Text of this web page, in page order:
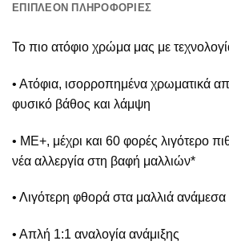
ΕΠΙΠΛΈΟΝ ΠΛΗΡΟΦΟΡΊΕΣ
Το πιο ατόφιο χρώμα μας με
• Ατόφια, ισορροπημένα χρωματικά
φυσικό βάθος και λάμψη
• ME+, μέχρι και 60 φορές λιγότερο
νέα αλλεργία στη βαφή μαλλιών*
• Λιγότερη φθορά στα μαλλιά ανάμεσα
• Απλή 1:1 αναλογία ανάμιξης